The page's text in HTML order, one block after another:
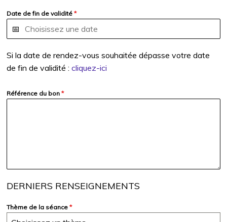
Date de fin de validité*
Si la date de rendez-vous souhaitée dépasse votre date
de fin de validité :cliquez-ici
Référence du bon*
DERNIERS RENSEIGNEMENTS
Thème de la séance*